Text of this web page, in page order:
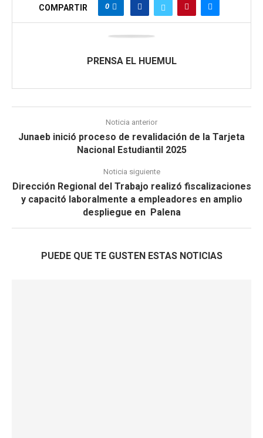
COMPARTIR 0
PRENSA EL HUEMUL
Noticia anterior
Junaeb inició proceso de revalidación de la Tarjeta
Nacional Estudiantil 2025
Noticia siguiente
Dirección Regional del Trabajo realizó fiscalizaciones
y capacitó laboralmente a empleadores en amplio
despliegue en Palena
PUEDE QUE TE GUSTEN ESTAS NOTICIAS